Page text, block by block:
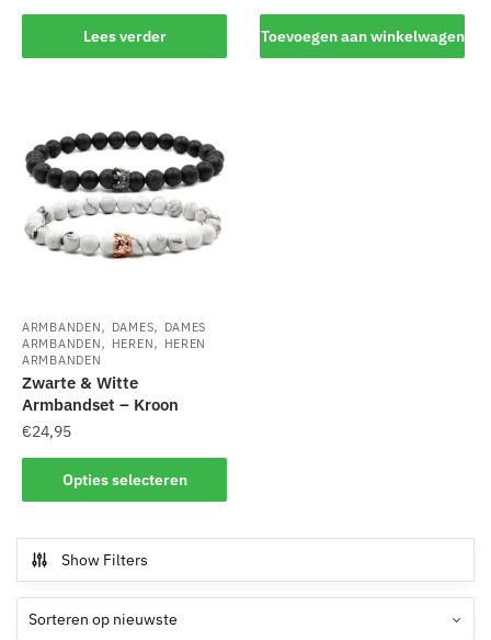
Lees verder Toevoegen aan winkelwagen
ARMBANDEN, DAMES, DAMES
ARMBANDEN, HEREN, HEREN
ARMBANDEN
Zwarte & Witte
Armbandset – Kroon
€24,95
Opties selecteren
product
meerdere
variaties.
Deze
optie
Show Filters